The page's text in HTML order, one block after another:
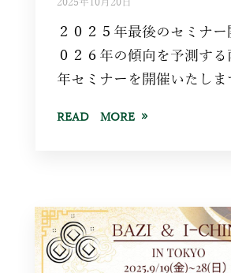
2025年10月20日
２０２５年最後のセミナー
０２６年の傾向を予測す
年セミナーを開催いたしま
READ MORE